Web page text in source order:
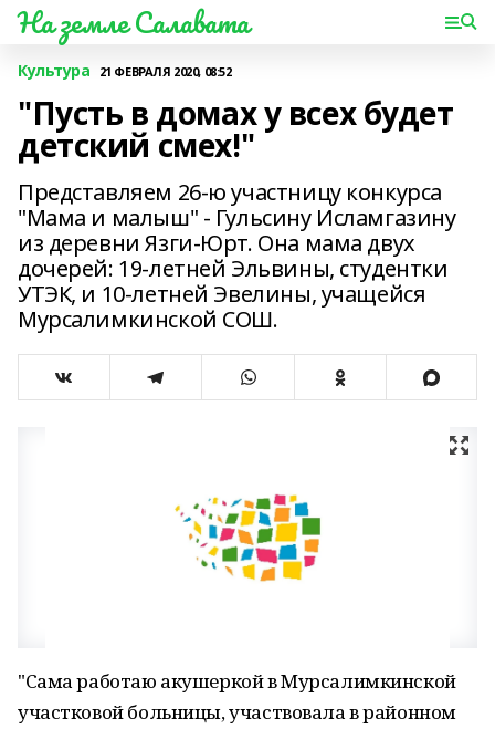
На земле Салавата
Культура 21 ФЕВРАЛЯ 2020, 08:52
"Пусть в домах у всех будет
детский смех!"
Представляем 26-ю участницу конкурса
"Мама и малыш" - Гульсину Исламгазину
из деревни Язги-Юрт. Она мама двух
дочерей: 19-летней Эльвины, студентки
УТЭК, и 10-летней Эвелины, учащейся
Мурсалимкинской СОШ.
"Сама работаю акушеркой в Мурсалимкинской
участковой больницы, участвовала в районном